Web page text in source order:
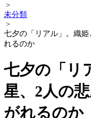
>
未分類
>
七夕の「リアル」。織
れるのか
七夕の「リ
星、2人の
がれるのか